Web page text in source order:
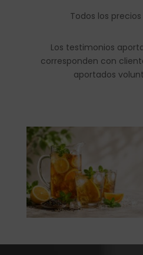
Todos los
Los testimonios
corresponden con
aportados